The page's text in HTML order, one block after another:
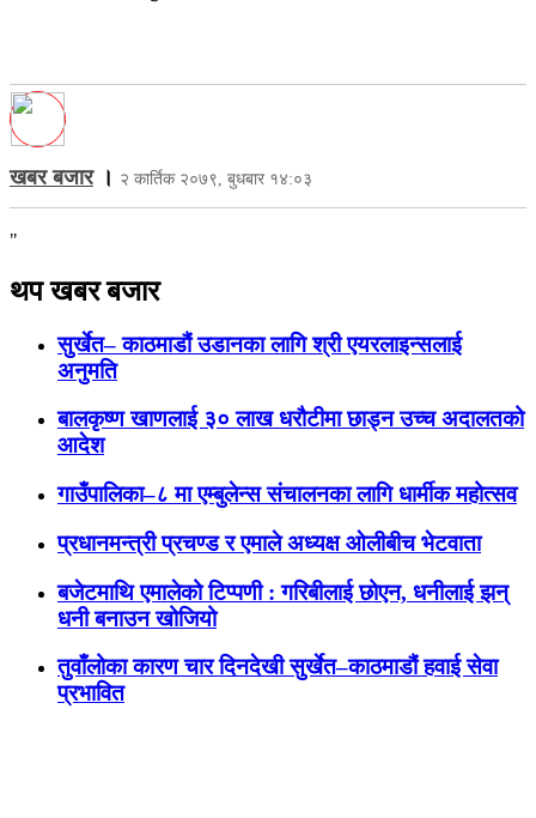
खबर बजार। २ कार्तिक २०७९, बुधबार १४:०३
"
थप खबर बजार
सुर्खेत– काठमाडौं उडानका लागि श्री एयरलाइन्सलाई
अनुमति
बालकृष्ण खाणलाई ३० लाख धरौटीमा छाड्न उच्च अदालतको
आदेश
गाउँपालिका–८ मा एम्बुलेन्स संचालनका लागि धार्मीक महोत्सव
प्रधानमन्त्री प्रचण्ड र एमाले अध्यक्ष ओलीबीच भेटवाता
बजेटमाथि एमालेको टिप्पणी : गरिबीलाई छोएन, धनीलाई झन्
धनी बनाउन खोजियो
तुवाँलोका कारण चार दिनदेखी सुर्खेत–काठमाडौं हवाई सेवा
प्रभावित